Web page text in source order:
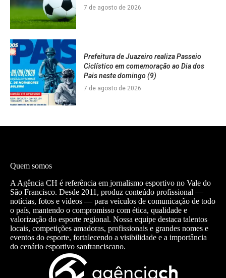
7 de agosto de 2026
Prefeitura de Juazeiro realiza Passeio
Ciclístico em comemoração ao Dia dos
Pais neste domingo (9)
7 de agosto de 2026
Quem somos
A Agência CH é referência em jornalismo esportivo no Vale do
São Francisco. Desde 2011, produz conteúdo profissional —
notícias, fotos e vídeos — para veículos de comunicação de todo
o país, mantendo o compromisso com ética, qualidade e
valorização do esporte regional. Nossa equipe destaca talentos
locais, competições amadoras, profissionais e grandes nomes e
eventos do esporte, fortalecendo a visibilidade e a importância
do cenário esportivo sanfranciscano.